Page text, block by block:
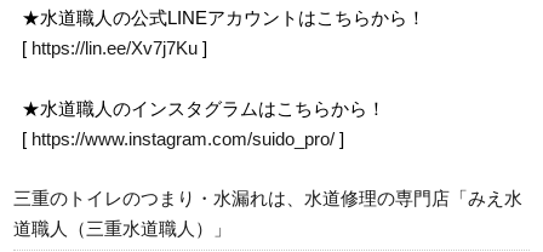
★水道職人の公式LINEアカウントはこちらから！
[ https://lin.ee/Xv7j7Ku ]
★水道職人のインスタグラムはこちらから！
[ https://www.instagram.com/suido_pro/ ]
三重のトイレのつまり・水漏れは、水道修理の専門店「みえ水
道職人（三重水道職人）」